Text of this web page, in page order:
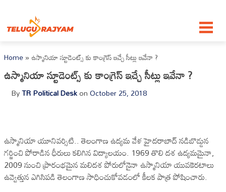
Home»ఉస్మానియా స్టూడెంట్స్ కు కాంగ్రెస్ ఇచ్చే సీట్లు ఇవేనా ?
ఉస్మానియా స్టూడెంట్స్ కు కాంగ్రెస్ ఇచ్చే సీట్లు ఇవేనా ?
ByTR Political DeskonOctober 25, 2018
ఉస్మానియా యూనివర్సిటి.. తెలంగాణ ఉద్యమ వేళ హైదరాబాద్ నడిబొడ్డున
గర్జించి పోరాడిన ధీరులు కలిగిన విద్యాలయం. 1969 తొలి దశ ఉద్యమమైనా,
2009 నుంచి ప్రారంభమైన మలిదశ పోరులోనైనా ఉస్మానియా యువకెరటాలు
ఉవ్వెత్తున ఎగిసిపడి తెలంగాణ సాధించుకోవడంలో కీలక పాత్ర పోషించారు.